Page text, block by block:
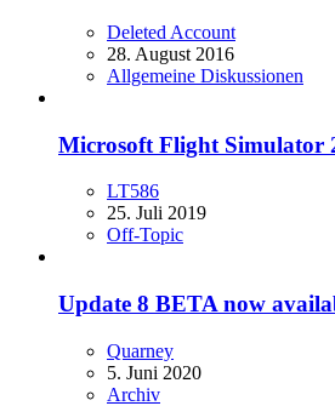
Deleted Account
28. August 2016
Allgemeine Diskussionen
Microsoft Flight Simulator
LT586
25. Juli 2019
Off-Topic
Update 8 BETA now
Quarney
5. Juni 2020
Archiv